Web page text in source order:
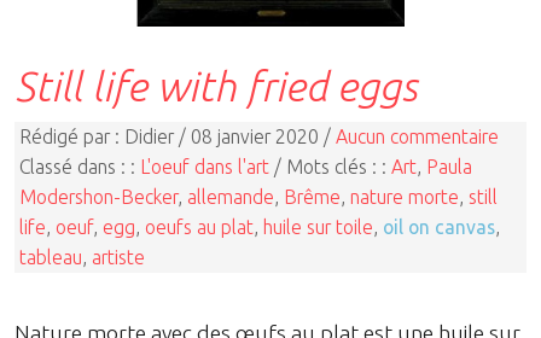
Still life with fried eggs
Rédigé par : Didier / 08 janvier 2020 / Aucun commentaire
Classé dans : : L'oeuf dans l'art / Mots clés : : Art, Paula
Modershon-Becker, allemande, Brême, nature morte, still
life, oeuf, egg, oeufs au plat, huile sur toile, oil on canvas,
tableau, artiste
Nature morte avec des œufs au plat est une huile sur